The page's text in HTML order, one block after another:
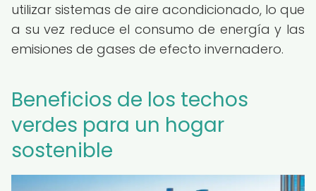
utilizar sistemas de aire acondicionado, lo que
a su vez reduce el consumo de energía y las
emisiones de gases de efecto invernadero.
Beneficios de los techos
verdes para un hogar
sostenible